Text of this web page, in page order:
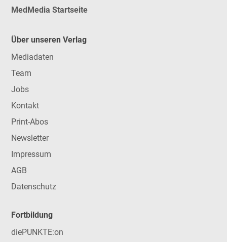
MedMedia Startseite
Über unseren Verlag
Mediadaten
Team
Jobs
Kontakt
Print-Abos
Newsletter
Impressum
AGB
Datenschutz
Fortbildung
diePUNKTE:on